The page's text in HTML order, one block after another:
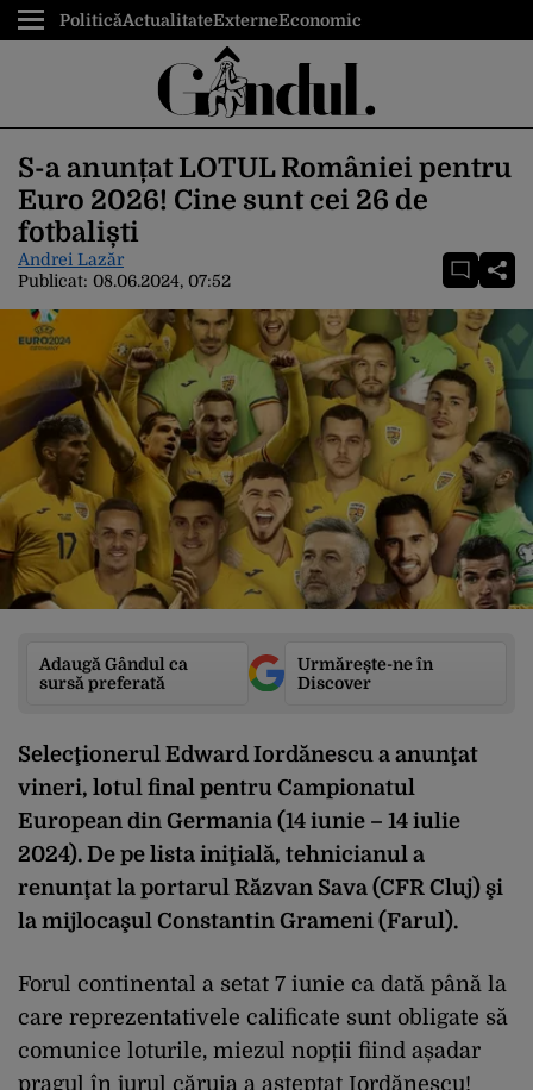
PoliticăActualitateExterneEconomic
S-a anunțat LOTUL României pentru
Euro 2026! Cine sunt cei 26 de
fotbaliști
Andrei Lazăr
Publicat: 08.06.2024, 07:52
Adaugă Gândul ca
sursă preferată
Urmărește-ne în
Discover
Selecţionerul Edward Iordănescu a anunţat
vineri, lotul final pentru Campionatul
European din Germania (14 iunie – 14 iulie
2024). De pe lista iniţială, tehnicianul a
renunţat la portarul Răzvan Sava (CFR Cluj) şi
la mijlocaşul Constantin Grameni (Farul).
Forul continental a setat 7 iunie ca dată până la
care reprezentativele calificate sunt obligate să
comunice loturile, miezul nopții fiind așadar
pragul în jurul căruia a așteptat Iordănescu!